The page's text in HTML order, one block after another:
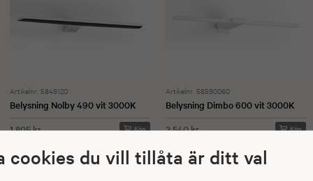
cookies du vill tillåta är ditt val
Artikelnr. 5849120
Belysning Nolby 490 vit 3000K
1 805 kr
Köp
Artikelnr. 58590060
Belysning Dimbo 600 vit 3000K
2 540 kr
Köp